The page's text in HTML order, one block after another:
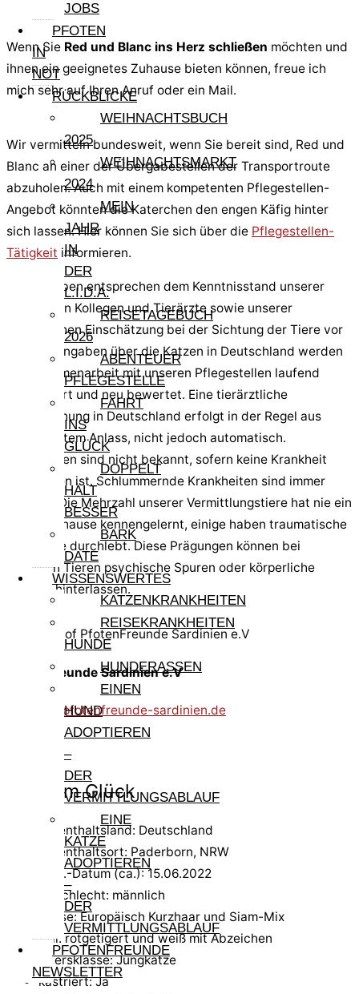
JOBS
PFOTEN
IN
NOT
RÜCKBLICKE
WEIHNACHTSBUCH
2025
WEIHNACHTSMARKT
2024
MEIN
JAHR
IN
DER
L.I.D.A.
REISETAGEBUCH
2026
ABENTEUER
PFLEGESTELLE
FAHRT
INS
GLÜCK
DOPPELT
HÄLT
BESSER
BARK
DATE
WISSENSWERTES
KATZENKRANKHEITEN
REISEKRANKHEITEN
HUNDE
HUNDERASSEN
EINEN
HUND
ADOPTIEREN
–
DER
VERMITTLUNGSABLAUF
EINE
KATZE
ADOPTIEREN
–
DER
VERMITTLUNGSABLAUF
PFOTENFREUNDE
NEWSLETTER
Wenn Sie Red und Blanc ins Herz schließen möchten und
ihnen ein geeignetes Zuhause bieten können, freue ich
mich sehr auf Ihren Anruf oder ein Mail.
Wir vermitteln bundesweit, wenn Sie bereit sind, Red und
Blanc an einer der Übergabestellen der Transportroute
abzuholen. Auch mit einem kompetenten Pflegestellen-
Angebot könnten die Katerchen den engen Käfig hinter
sich lassen. Hier können Sie sich über die Pflegestellen-
Tätigkeit informieren.
Alle Angaben entsprechen dem Kenntnisstand unserer
sardischen Kollegen und Tierärzte sowie unserer
persönlichen Einschätzung bei der Sichtung der Tiere vor
Ort. Die Angaben über die Katzen in Deutschland werden
in Zusammenarbeit mit unseren Pflegestellen laufend
aktualisiert und neu bewertet. Eine tierärztliche
Untersuchung in Deutschland erfolgt in der Regel aus
begründetem Anlass, nicht jedoch automatisch.
Krankheiten sind nicht bekannt, sofern keine Krankheit
angegeben ist. Schlummernde Krankheiten sind immer
möglich. Die Mehrzahl unserer Vermittlungstiere hat nie ein
festes Zuhause kennengelernt, einige haben traumatische
Ereignisse durchlebt. Diese Prägungen können bei
manchen Tieren psychische Spuren oder körperliche
Defizite hinterlassen.
PfotenFreunde Sardinien e.V
kontakt@pfotenfreunde-sardinien.de
Pfote im Glück
Aufenthaltsland: Deutschland
Aufenthaltsort: Paderborn, NRW
Geb.-Datum (ca.): 15.06.2022
Geschlecht: männlich
Rasse: Europäisch Kurzhaar und Siam-Mix
Fell: rotgetigert und weiß mit Abzeichen
Altersklasse: Jungkatze
kastriert: Ja